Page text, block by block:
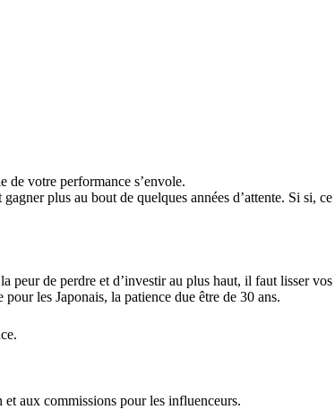
de votre performance s’envole.
plus au bout de quelques années d’attente. Si si, ce
peur de perdre et d’investir au plus haut, il faut lisser vos
les Japonais, la patience due être de 30 ans.
aux commissions pour les influenceurs.